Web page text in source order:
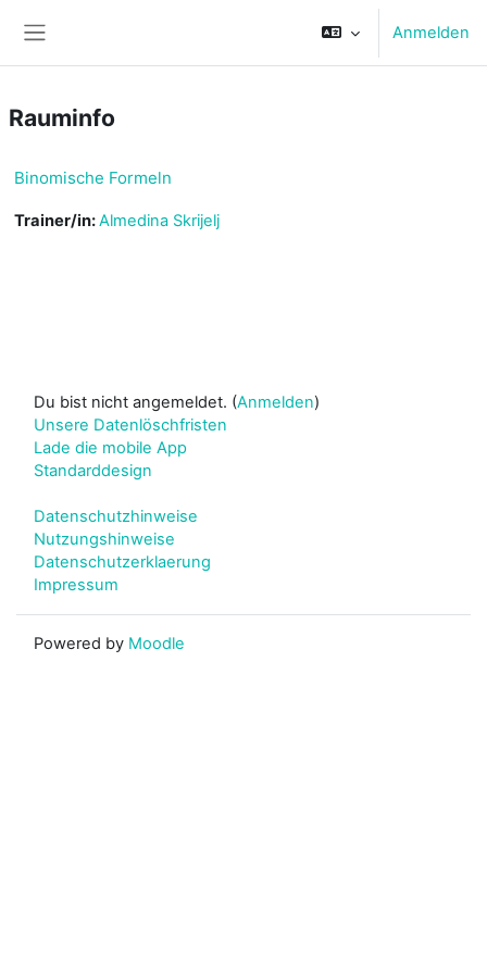
Anmelden
Rauminfo
Binomische Formeln
Trainer/in:Almedina Skrijelj
Du bist nicht angemeldet. (Anmelden)
Unsere Datenlöschfristen
Lade die mobile App
Standarddesign
Datenschutzhinweise
Nutzungshinweise
Datenschutzerklaerung
Impressum
Powered by Moodle